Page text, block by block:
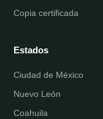
Copia certificada
Estados
Ciudad de México
Nuevo León
Coahuila